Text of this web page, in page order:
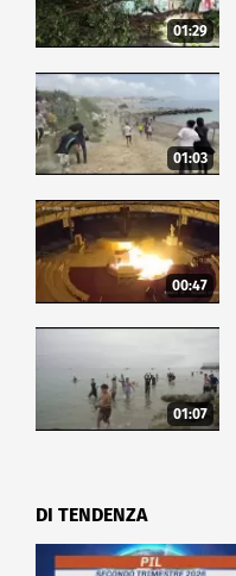
01:29
01:03
00:47
01:07
DI TENDENZA